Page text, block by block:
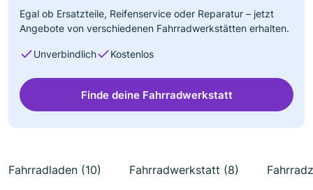
Egal ob Ersatzteile, Reifenservice oder Reparatur – jetzt
Angebote von verschiedenen Fahrradwerkstätten erhalten.
Unverbindlich Kostenlos
Finde deine Fahrradwerkstatt
Fahrradladen (10) Fahrradwerkstatt (8)